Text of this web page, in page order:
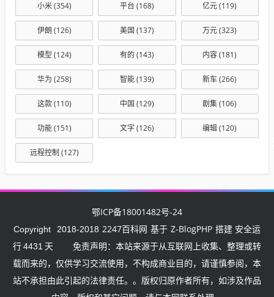
小米(354) 平台 (168) 亿元(119)
伊朗 (126) 美国 (137) 万元(323)
模型 (124) 有的 (143) 内容(181)
华为 (258) 智能(139) 新车(266)
这款(110) 中国 (129) 剧集(106)
功能(151) 文字(126) 编辑(120)
远程控制 (127)
鄂ICP备18001482号-24
Copyright 2018-2018 2247百科网 基于 Z-BlogPHP 搭建 安全运
行4431 天
免责声明：本站来源于从互联网上收集、整理或转
载而来的，仅供学习交流使用，不构成商业目的，请谨慎参阅，本
站不承担由此引起的法律责任。。版权归原作者所有，如涉及作品